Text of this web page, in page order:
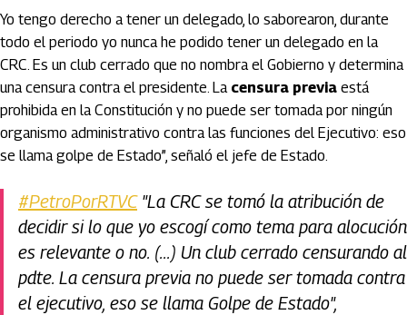
Yo tengo derecho a tener un delegado, lo saborearon, durante
todo el periodo yo nunca he podido tener un delegado en la
CRC. Es un club cerrado que no nombra el Gobierno y determina
una censura contra el presidente. La censura previa está
prohibida en la Constitución y no puede ser tomada por ningún
organismo administrativo contra las funciones del Ejecutivo: eso
se llama golpe de Estado”, señaló el jefe de Estado.
#PetroPorRTVC"La CRC se tomó la atribución de
decidir si lo que yo escogí como tema para alocución
es relevante o no. (...) Un club cerrado censurando al
pdte. La censura previa no puede ser tomada contra
el ejecutivo, eso se llama Golpe de Estado",